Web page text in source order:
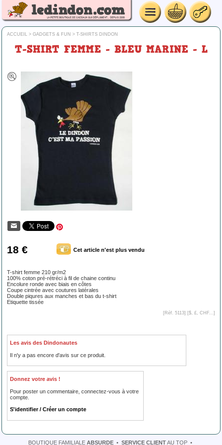
ACCUEIL > GADGETS & FUN > T-SHIRTS DINDON
T-SHIRT FEMME - BLEU MARINE - L
18 € Cet article n'est plus vendu
T-shirt femme 210 gr/m2
100% coton pré-rétréci à fil de chaine continu
Encolure ronde avec biais en côtes
Coupe cintrée avec coutures latérales
Double piqures aux manches et bas du t-shirt
Etiquette tissée
[Réf. 5113] [$, £, CHF... ]
Les avis des Dindonautes
Il n'y a pas encore d'avis sur ce produit.
Donnez votre avis !
Pour poster un commentaire, connectez-vous à votre
compte.
S'identifier / Créer un compte
BOUTIQUE FAMILIALE ABSURDE • SERVICE CLIENTAU TOP •